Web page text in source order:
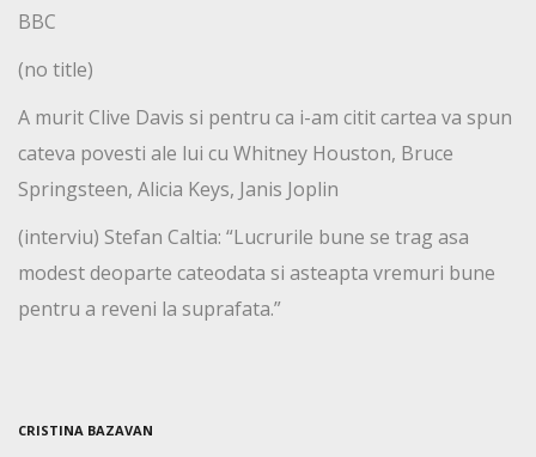
BBC
(no title)
A murit Clive Davis si pentru ca i-am citit cartea va spun
cateva povesti ale lui cu Whitney Houston, Bruce
Springsteen, Alicia Keys, Janis Joplin
(interviu) Stefan Caltia: “Lucrurile bune se trag asa
modest deoparte cateodata si asteapta vremuri bune
pentru a reveni la suprafata.”
CRISTINA BAZAVAN